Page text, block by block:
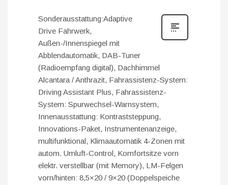
Sonderausstattung:Adaptive
Drive Fahrwerk,
Außen-/Innenspiegel mit
Abblendautomatik, DAB-Tuner
(Radioempfang digital), Dachhimmel
Alcantara / Anthrazit, Fahrassistenz-System:
Driving Assistant Plus, Fahrassistenz-
System: Spurwechsel-Warnsystem,
Innenausstattung: Kontraststeppung,
Innovations-Paket, Instrumentenanzeige,
multifunktional, Klimaautomatik 4-Zonen mit
autom. Umluft-Control, Komfortsitze vorn
elektr. verstellbar (mit Memory), LM-Felgen
vorn/hinten: 8,5×20 / 9×20 (Doppelspeiche